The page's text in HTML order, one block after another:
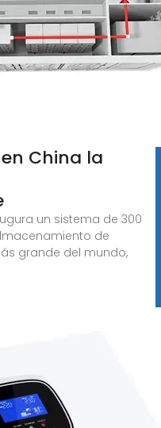
China la
un sistema de 300
de
grande del mundo,